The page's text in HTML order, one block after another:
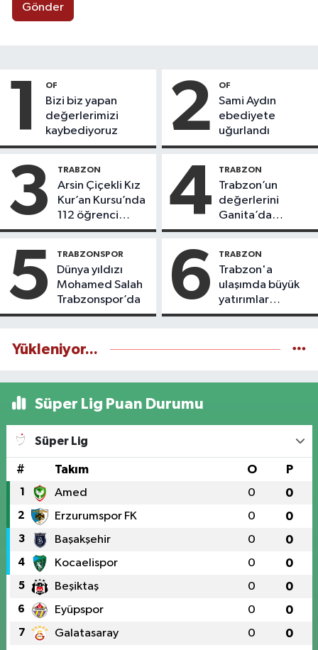
Gönder
1 OF
Bizi biz yapan
değerlerimizi
kaybediyoruz
2 OF
Sami Aydın
ebediyete
uğurlandı
3 TRABZON
Arsin Çiçekli Kız
Kur’an Kursu’nda
112 öğrenci
icazet aldı
4 TRABZON
Trabzon’un
değerlerini
Ganita’da
yaşatıyoruz
5 TRABZONSPOR
Dünya yıldızı
Mohamed Salah
Trabzonspor’da
6 TRABZON
Trabzon'a
ulaşımda büyük
yatırımlar
yapılıyor
Yükleniyor...
Süper Lig Puan Durumu
Süper Lig
# Takım O P
1 Amed 0 0
2 Erzurumspor FK 0 0
3 Başakşehir 0 0
4 Kocaelispor 0 0
5 Beşiktaş 0 0
6 Eyüpspor 0 0
7 Galatasaray 0 0